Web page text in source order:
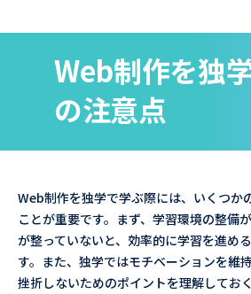
Web制作を独
の注意点
Web制作を独学で学ぶ際には、いくつか
ことが重要です。まず、学習環境の整備
が整っていないと、効率的に学習を進め
す。また、独学ではモチベーションを維
挫折しないためのポイントを理解してお